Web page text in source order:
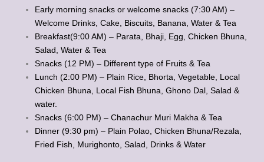
Early morning snacks or welcome snacks (7:30 AM) –
Welcome Drinks, Cake, Biscuits, Banana, Water & Tea
Breakfast(9:00 AM) – Parata, Bhaji, Egg, Chicken Bhuna,
Salad, Water & Tea
Snacks (12 PM) – Different type of Fruits & Tea
Lunch (2:00 PM) – Plain Rice, Bhorta, Vegetable, Local
Chicken Bhuna, Local Fish Bhuna, Ghono Dal, Salad &
water.
Snacks (6:00 PM) – Chanachur Muri Makha & Tea
Dinner (9:30 pm) – Plain Polao, Chicken Bhuna/Rezala,
Fried Fish, Murighonto, Salad, Drinks & Water